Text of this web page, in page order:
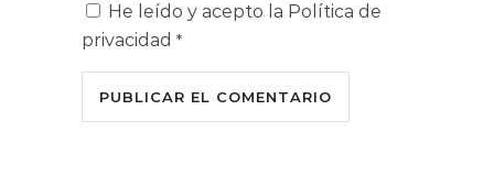
He leído y acepto la Política de
privacidad *